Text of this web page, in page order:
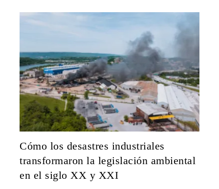
Cómo los desastres industriales
transformaron la legislación ambiental
en el siglo XX y XXI